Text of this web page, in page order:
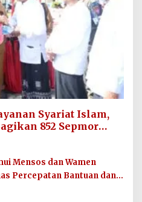
Syariat Islam,
852 Sepmor
Mensos dan Wamen
Percepatan Bantuan dan
Presiden